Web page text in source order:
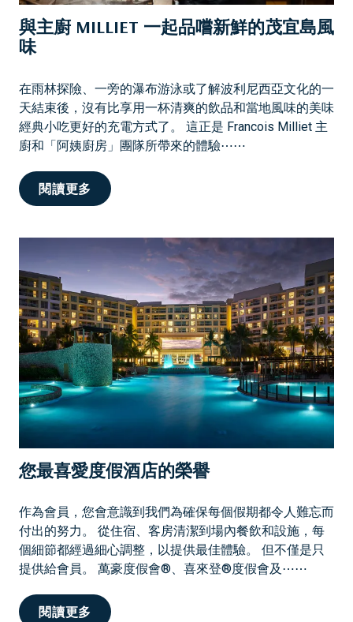
回
憶
與主廚 MILLIET 一起品嚐新鮮的茂宜島風
味
在雨林探險、一旁的瀑布游泳或了解波利尼西亞文化的一
天結束後，沒有比享用一杯清爽的飲品和當地風味的美味
經典小吃更好的充電方式了。 這正是 Francois Milliet 主
廚和「阿姨廚房」團隊所帶來的體驗⋯⋯
閱讀更多
主
L
L
I
E
T
一
起
嚐
新
鮮
茂
宜
島
風
您最喜愛度假酒店的榮譽
作為會員，您會意識到我們為確保每個假期都令人難忘而
付出的努力。 從住宿、客房清潔到場內餐飲和設施，每
個細節都經過細心調整，以提供最佳體驗。 但不僅是只
提供給會員。 萬豪度假會®、喜來登®度假會及⋯⋯
閱讀更多